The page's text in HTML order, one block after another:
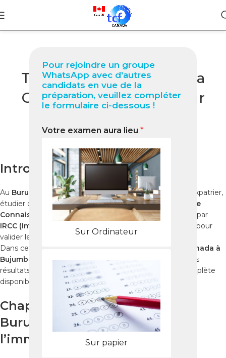
Pour rejoindre un groupe
WhatsApp avec d'autres
candidats en vue de la
préparation, veuillez compléter
le formulaire ci-dessous !
Votre examen aura lieu *
Sur Ordinateur
Sur papier
BLOG
TCF Canada à Bujumbura
Guide complet 2025 pour
NabilOn octobre 30, 2025
Introduction
Au Burundi
, de plus en plus de candidats souhaitent s’expatrier,
étudier ou travailler auCanada. LeTCF Canada (Test de
Connaissance du Français)
est l’examen officiel exigé par
IRCC (Immigration, Réfugiés et Citoyenneté Canada)
pour
valider le niveau de français des candidats.
Dans cet article, découvrez comment passer le
TCF Canada à
Bujumbura
, où vous inscrire, et comment maximiser vos
résultats grâce auPack Nabil
, la préparation la plus complète
disponible en ligne.
Chapitre 1 : Le TCF Canada au
Burundi – Une étape clé vers
l’immigration